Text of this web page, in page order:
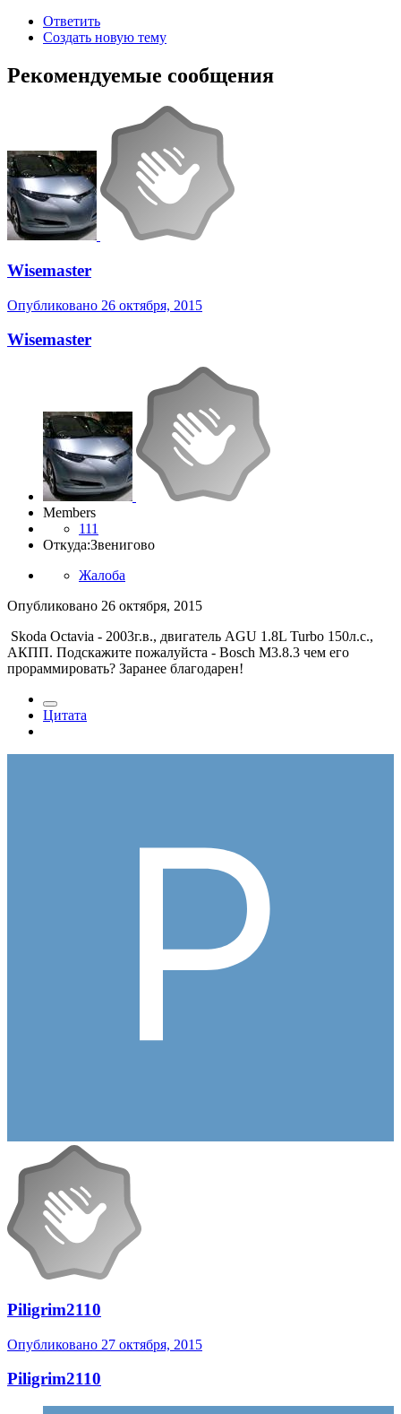
Ответить
Создать новую тему
Рекомендуемые сообщения
Wisemaster
Опубликовано 26 октября, 2015
Wisemaster
Members
111
Откуда:Звенигово
Жалоба
Опубликовано 26 октября, 2015
Skoda Octavia - 2003г.в., двигатель AGU 1.8L Turbo 150л.с.,
АКПП. Подскажите пожалуйста - Bosch M3.8.3 чем его
прораммировать? Заранее благодарен!
Цитата
Piligrim2110
Опубликовано 27 октября, 2015
Piligrim2110